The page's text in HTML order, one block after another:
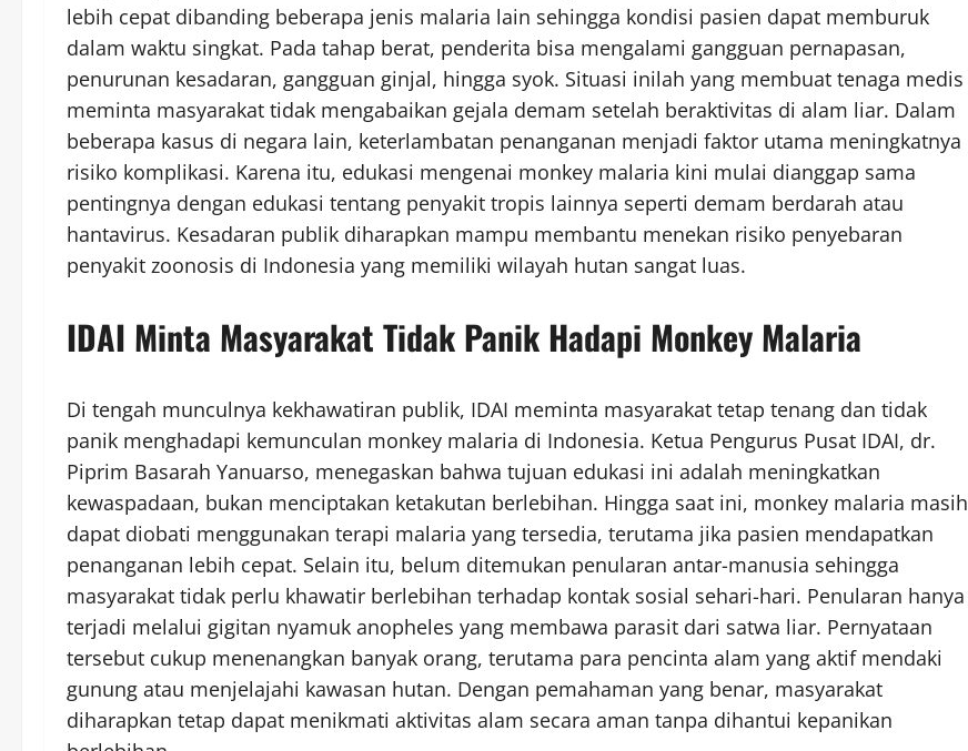
lebih cepat dibanding beberapa jenis malaria lain sehingga kondisi pasien dapat memburuk
dalam waktu singkat. Pada tahap berat, penderita bisa mengalami gangguan pernapasan,
penurunan kesadaran, gangguan ginjal, hingga syok. Situasi inilah yang membuat tenaga medis
meminta masyarakat tidak mengabaikan gejala demam setelah beraktivitas di alam liar. Dalam
beberapa kasus di negara lain, keterlambatan penanganan menjadi faktor utama meningkatnya
risiko komplikasi. Karena itu, edukasi mengenai monkey malaria kini mulai dianggap sama
pentingnya dengan edukasi tentang penyakit tropis lainnya seperti demam berdarah atau
hantavirus. Kesadaran publik diharapkan mampu membantu menekan risiko penyebaran
penyakit zoonosis di Indonesia yang memiliki wilayah hutan sangat luas.
IDAI Minta Masyarakat Tidak Panik Hadapi Monkey Malaria
Di tengah munculnya kekhawatiran publik, IDAI meminta masyarakat tetap tenang dan tidak
panik menghadapi kemunculan monkey malaria di Indonesia. Ketua Pengurus Pusat IDAI, dr.
Piprim Basarah Yanuarso, menegaskan bahwa tujuan edukasi ini adalah meningkatkan
kewaspadaan, bukan menciptakan ketakutan berlebihan. Hingga saat ini, monkey malaria masih
dapat diobati menggunakan terapi malaria yang tersedia, terutama jika pasien mendapatkan
penanganan lebih cepat. Selain itu, belum ditemukan penularan antar-manusia sehingga
masyarakat tidak perlu khawatir berlebihan terhadap kontak sosial sehari-hari. Penularan hanya
terjadi melalui gigitan nyamuk anopheles yang membawa parasit dari satwa liar. Pernyataan
tersebut cukup menenangkan banyak orang, terutama para pencinta alam yang aktif mendaki
gunung atau menjelajahi kawasan hutan. Dengan pemahaman yang benar, masyarakat
diharapkan tetap dapat menikmati aktivitas alam secara aman tanpa dihantui kepanikan